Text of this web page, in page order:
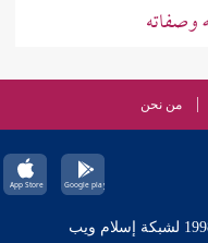
وصفاته
من نحن